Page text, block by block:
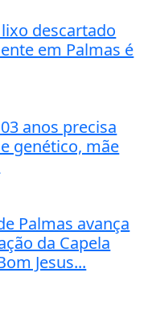
descartado
em Palmas é
anos precisa
genético, mãe
Palmas avança
da Capela
Jesus...